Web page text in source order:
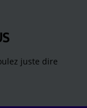
juste dire